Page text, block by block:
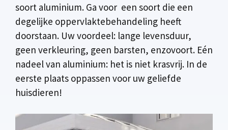
soort aluminium. Ga voor een soort die een
degelijke oppervlaktebehandeling heeft
doorstaan. Uw voordeel: lange levensduur,
geen verkleuring, geen barsten, enzovoort. Eén
nadeel van aluminium: het is niet krasvrij. In de
eerste plaats oppassen voor uw geliefde
huisdieren!